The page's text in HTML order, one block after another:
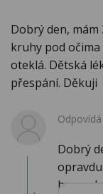
Dobrý den,
kruhy pod očima
oteklá. Dětská
přespání. Děkuji
Dobrý
by se